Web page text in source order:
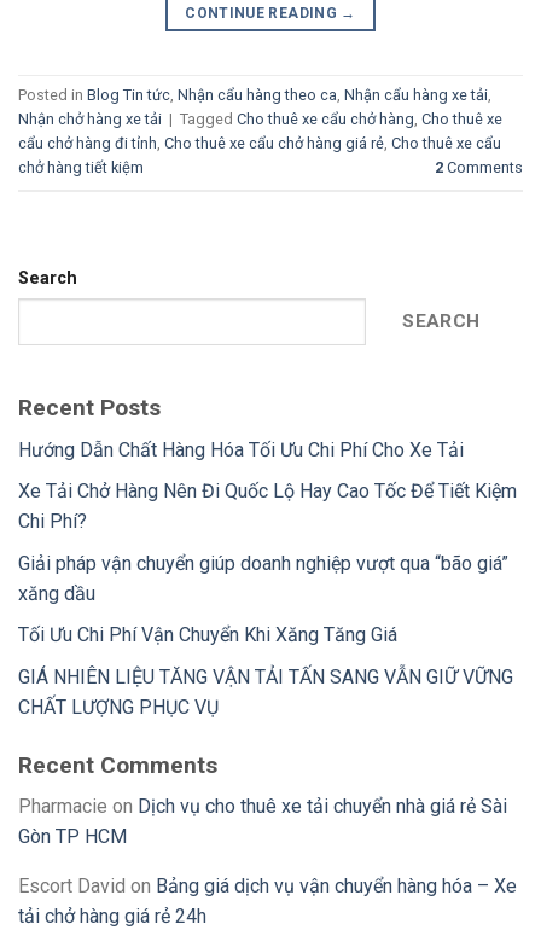
CONTINUE READING →
Posted in Blog Tin tức Nhận cẩu hàng theo ca Nhận cẩu hàng xe tải
Nhận chở hàng xe tải | Tagged Cho thuê xe cẩu chở hàng Cho thuê xe
cẩu chở hàng đi tỉnh Cho thuê xe cẩu chở hàng giá rẻ Cho thuê xe cẩu
chở hàng tiết kiệm
2 Comments
Search
SEARCH
Recent Posts
Hướng Dẫn Chất Hàng Hóa Tối Ưu Chi Phí Cho Xe Tải
Xe Tải Chở Hàng Nên Đi Quốc Lộ Hay Cao Tốc Để Tiết Kiệm
Chi Phí?
Giải pháp vận chuyển giúp doanh nghiệp vượt qua “bão giá”
xăng dầu
Tối Ưu Chi Phí Vận Chuyển Khi Xăng Tăng Giá
GIÁ NHIÊN LIỆU TĂNG VẬN TẢI TẤN SANG VẪN GIỮ VỮNG
CHẤT LƯỢNG PHỤC VỤ
Recent Comments
Pharmacie on Dịch vụ cho thuê xe tải chuyển nhà giá rẻ Sài
Gòn TP HCM
Escort David on Bảng giá dịch vụ vận chuyển hàng hóa – Xe
tải chở hàng giá rẻ 24h